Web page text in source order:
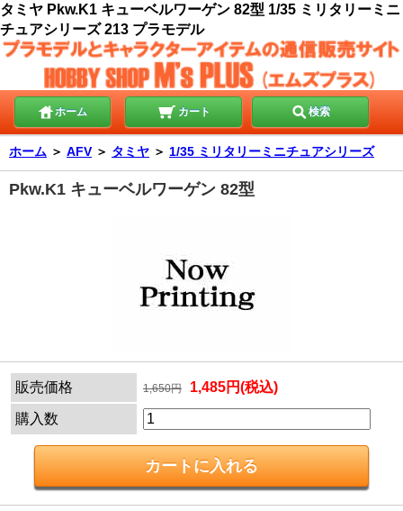
タミヤ Pkw.K1 キューベルワーゲン 82型 1/35 ミリタリーミニ
チュアシリーズ 213 プラモデル
ホーム カート 検索
ホーム ＞ AFV ＞ タミヤ ＞ 1/35 ミリタリーミニチュアシリーズ
Pkw.K1 キューベルワーゲン 82型
販売価格 1,650円 1,485円(税込)
購入数